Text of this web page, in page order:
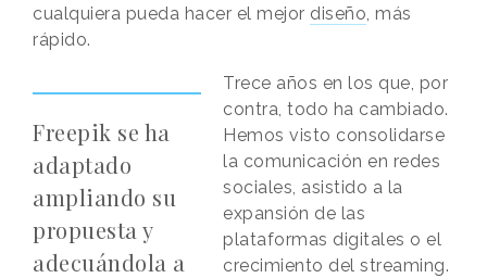
cualquiera pueda hacer el mejor diseño, más
rápido.
Freepik se ha
adaptado
ampliando su
propuesta y
adecuándola a
Trece años en los que, por
contra, todo ha cambiado.
Hemos visto consolidarse
la comunicación en redes
sociales, asistido a la
expansión de las
plataformas digitales o el
crecimiento del streaming.